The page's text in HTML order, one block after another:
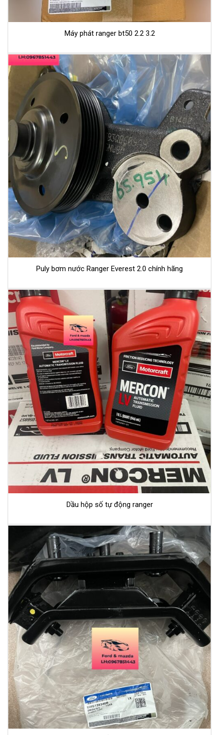
Máy phát ranger bt50 2.2 3.2
Puly bơm nước Ranger Everest 2.0 chính hãng
Dầu hộp số tự động ranger